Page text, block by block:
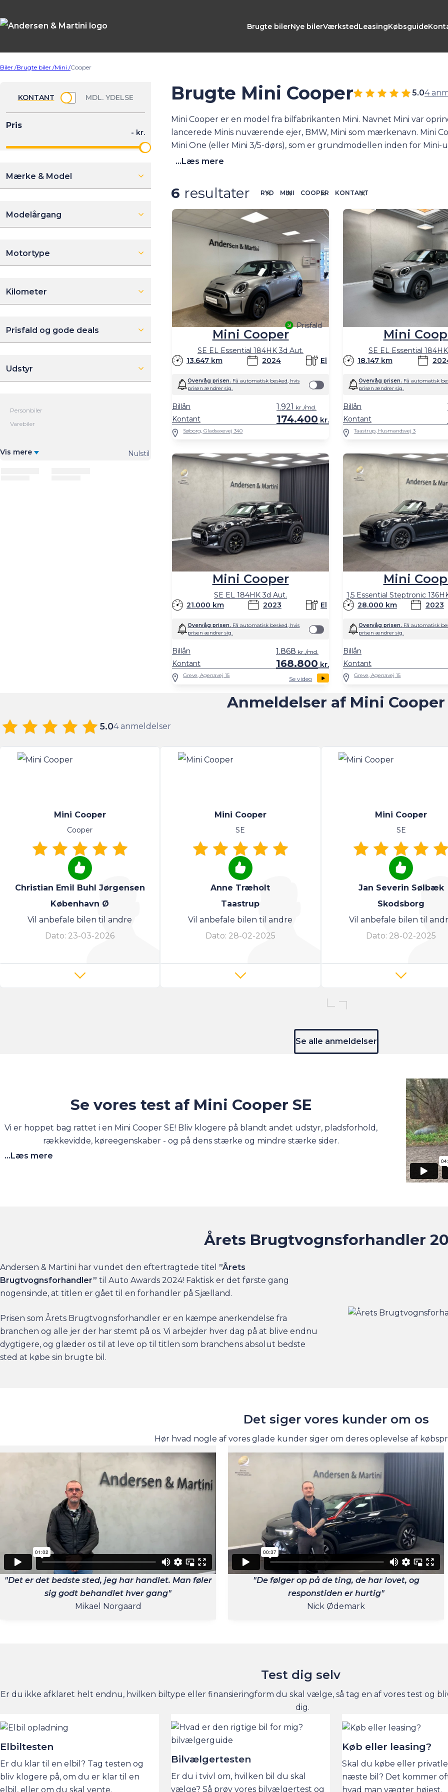
Brugte bilerNye bilerVærkstedLeasingKøbsguide
Biler /Brugte biler /Mini /Cooper
Mærke & Model
Modelårgang
Motortype
Kilometer
Prisfald og gode deals
Udstyr
Vis mere Nulstil
Brugte Mini Cooper 5.04
Mini Cooper er en model fra bilfabrikanten Mini. Navnet Mini var
lancerede Minis nuværende ejer, BMW, Mini som mærkenavn. Mini
Mini One (eller Mini 3/5-dørs), som er grundmodellen inden for Mini-
hestekræfter og som elbil (Cooper SE). Hos Andersen & Martini har
...Læs mere
6 resultater RYD MINI COOPER KONTANT
Prisfald
Mini Cooper
SE EL Essential 184HK 3d Aut.
13.647 km
2024 El
Overvåg prisen. Få automatisk besked, hvis
prisen ændrer sig.
Kontant 174.400 kr.
Billån 1.921 kr./md.
Søborg, Gladsaxevej 340
Mini
SE EL Essential
18.147 km
Overvåg prisen. Få automatisk
prisen ændrer sig.
Kontant
Billån
Taastrup, Husmandsvej 3
Mini Cooper
SE EL 184HK 3d Aut.
21.000 km
2023 El
Overvåg prisen. Få automatisk besked, hvis
prisen ændrer sig.
Kontant 168.800 kr.
Billån 1.868 kr./md.
Greve, Agenavej 15 Se video
Mini
1,5 Essential Steptronic
28.000 km
2023
Overvåg prisen. Få automatisk
prisen ændrer sig.
Kontant
Billån
Greve, Agenavej 15
Anmeldelser af Mini Cooper
5.04 anmeldelser
Mini Cooper
Cooper
Christian Emil Buhl Jørgensen
København Ø
Vil anbefale bilen til andre
Dato: 23-03-2026
Mini Cooper
SE
Anne Træholt
Taastrup
Vil anbefale bilen til andre
Dato: 28-02-2025
Mini Cooper
SE
Jan Severin Sølbæk
Skodsborg
Vil anbefale bilen til
Dato: 28-02-2025
Se alle anmeldelser
Se vores test af Mini Cooper SE
Vi er hoppet bag rattet i en Mini Cooper SE! Bliv klogere på blandt andet udstyr, pladsforhold,
rækkevidde, køreegenskaber - og på dens stærke og mindre stærke sider.
...Læs mere
Årets Brugtvognsforhandler
Andersen & Martini har vundet den eftertragtede titel ”Årets
Brugtvognsforhandler” til Auto Awards 2024! Faktisk er det første gang
nogensinde, at titlen er gået til en forhandler på Sjælland.
Prisen som Årets Brugtvognsforhandler er en kæmpe anerkendelse fra
branchen og alle jer der har stemt på os. Vi arbejder hver dag på at blive endnu
dygtigere, og glæder os til at leve op til titlen som branchens absolut bedste
sted at købe sin brugte bil.
Det siger vores kunder om os
Hør hvad nogle af vores glade kunder siger om deres oplevelse af
"Det er det bedste sted, jeg har handlet. Man føler
sig godt behandlet hver gang"
Mikael Norgaard
"De følger op på de ting, de har lovet, og
responstiden er hurtig"
Nick Ødemark
Test dig selv
Er du ikke afklaret helt endnu, hvilken biltype eller finansieringform du skal vælge, så tag en af vores test og
dig.
Elbiltesten
Er du klar til en elbil? Tag testen og
bliv klogere på, om du er klar til en
elbil, eller om du skal vente.
Bilvælgertesten
Er du i tvivl om, hvilken bil du skal
vælge? Så prøv vores bilvælgertest og
Køb eller leasing?
Skal du købe eller
næste bil? Det kommer
hvad man vægter højest.